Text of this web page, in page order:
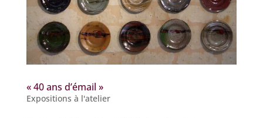
« 40 ans d’émail »
Expositions à l'atelier